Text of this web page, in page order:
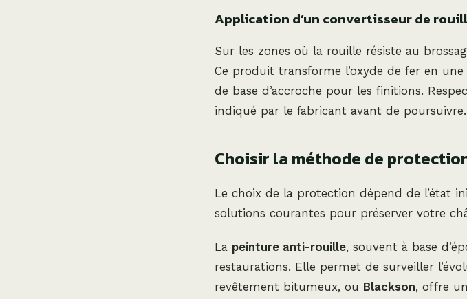
Application d’un convertisseur de
Sur les zones où la rouille résiste au
Ce produit transforme l’oxyde de fer en
de base d’accroche pour les finitions.
indiqué par le fabricant avant de poursuivre.
Choisir la méthode de
Le choix de la protection dépend de l’état
solutions courantes pour préserver votre
La peinture anti-rouille, souvent à base
restaurations. Elle permet de surveiller
revêtement bitumeux, ou Blackson, offre